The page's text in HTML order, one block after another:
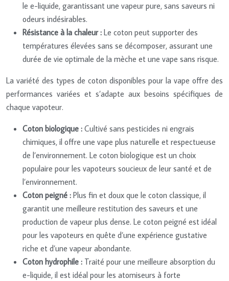
le e-liquide, garantissant une vapeur pure, sans saveurs ni
odeurs indésirables.
Résistance à la chaleur : Le coton peut supporter des
températures élevées sans se décomposer, assurant une
durée de vie optimale de la mèche et une vape sans risque.
La variété des types de coton disponibles pour la vape offre des
performances variées et s’adapte aux besoins spécifiques de
chaque vapoteur.
Coton biologique : Cultivé sans pesticides ni engrais
chimiques, il offre une vape plus naturelle et respectueuse
de l’environnement. Le coton biologique est un choix
populaire pour les vapoteurs soucieux de leur santé et de
l’environnement.
Coton peigné : Plus fin et doux que le coton classique, il
garantit une meilleure restitution des saveurs et une
production de vapeur plus dense. Le coton peigné est idéal
pour les vapoteurs en quête d’une expérience gustative
riche et d’une vapeur abondante.
Coton hydrophile : Traité pour une meilleure absorption du
e-liquide, il est idéal pour les atomiseurs à forte